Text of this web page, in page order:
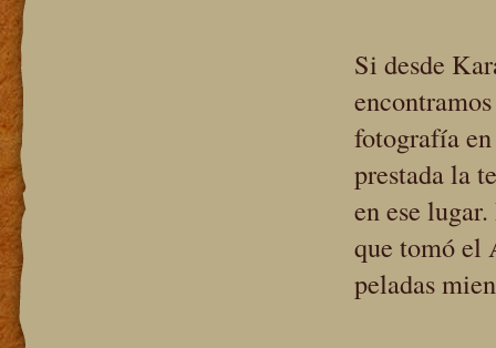
Si desde
fotografía
prestada la
en ese
que tomó el
peladas